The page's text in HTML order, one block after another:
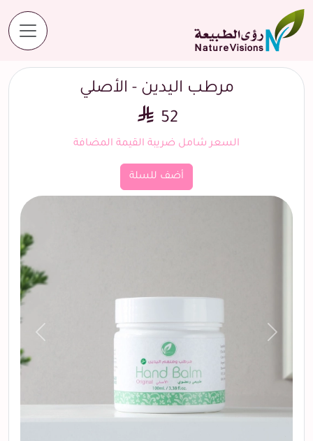
المنتجات مرطب اليدين - الأصلي
مرطب اليدين - الأصلي
52
السعر شامل ضريبة القيمة المضافة
أضف للسلة
التالي السابق